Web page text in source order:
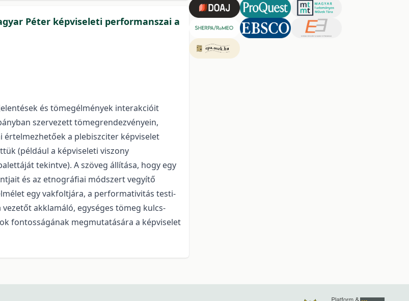
Péter képviseleti performanszai a
és tömegélmények interakcióit
szervezett tömegrendezvényein,
a plebiszciter képviselet
(például a képviseleti viszony
tekintve). A szöveg állítása, hogy egy
és az etnográfiai módszert vegyítő
egy vakfoltjára, a performativitás testi-
akklamáló, egységes tömeg kulcs­
fontosságának megmutatására a képviselet